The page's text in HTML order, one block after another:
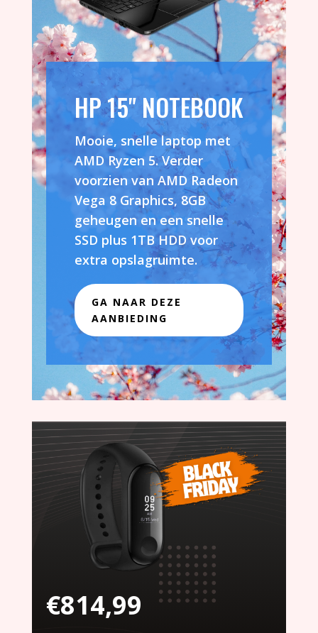
HP 15" NOTEBOOK
Mooie, snelle laptop met
AMD Ryzen 5. Verder
voorzien van AMD Radeon
Vega 8 Graphics, 8GB
geheugen en een snelle
SSD plus 1TB HDD voor
extra opslagruimte.
GA NAAR DEZE
AANBIEDING
€814,99